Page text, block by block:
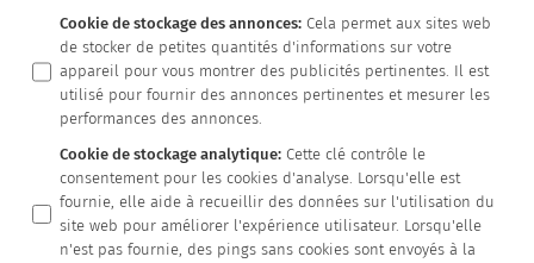
Cookie de stockage des annonces: Cela permet aux sites web
de stocker de petites quantités d'informations sur votre
appareil pour vous montrer des publicités pertinentes. Il est
utilisé pour fournir des annonces pertinentes et mesurer les
performances des annonces.
Cookie de stockage analytique: Cette clé contrôle le
consentement pour les cookies d'analyse. Lorsqu'elle est
fournie, elle aide à recueillir des données sur l'utilisation du
site web pour améliorer l'expérience utilisateur. Lorsqu'elle
n'est pas fournie, des pings sans cookies sont envoyés à la